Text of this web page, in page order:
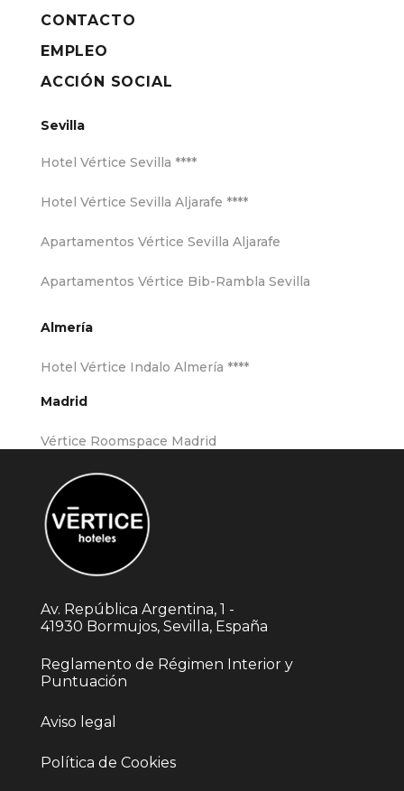
CONTACTO
EMPLEO
ACCIÓN SOCIAL
Sevilla
Hotel Vértice Sevilla ****
Hotel Vértice Sevilla Aljarafe ****
Apartamentos Vértice Sevilla Aljarafe
Apartamentos Vértice Bib-Rambla Sevilla
Almería
Hotel Vértice Indalo Almería ****
Madrid
Vértice Roomspace Madrid
Av. República Argentina, 1 -
41930 Bormujos, Sevilla, España
Reglamento de Régimen Interior y
Puntuación
Aviso legal
Política de Cookies